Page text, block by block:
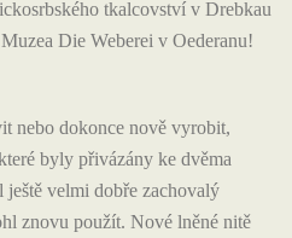
tkalcovství v Drebkau
Die Weberei v Oederanu!
nebo dokonce nově vyrobit,
byly přivázány ke dvěma
ještě velmi dobře zachovalý
znovu použít. Nové lněné nitě